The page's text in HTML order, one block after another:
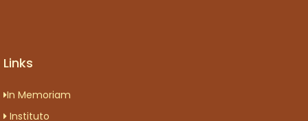
Links
In Memoriam
Instituto